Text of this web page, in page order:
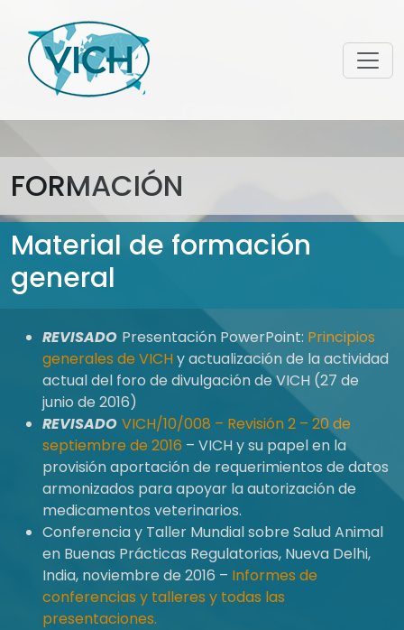
FORMACIÓN
Material de formación
general
REVISADO Presentación PowerPoint: Principios
generales de VICHy actualización de la actividad
actual del foro de divulgación de VICH (27 de
junio de 2016)
REVISADO VICH/10/008 – Revisión 2 – 20 de
septiembre de 2016 – VICH y su papel en la
provisión aportación de requerimientos de datos
armonizados para apoyar la autorización de
medicamentos veterinarios.
Conferencia y Taller Mundial sobre Salud Animal
en Buenas Prácticas Regulatorias, Nueva Delhi,
India, noviembre de 2016 – Informes de
conferencias y talleres y todas las
presentaciones.